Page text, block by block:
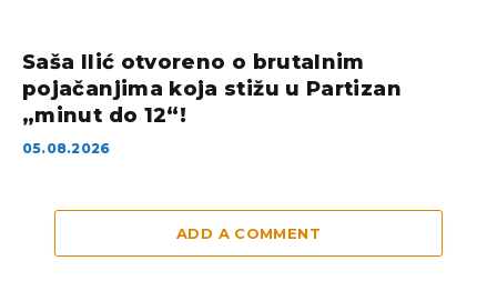
Saša Ilić otvoreno o brutalnim
pojačanjima koja stižu u Partizan
„minut do 12“!
05.08.2026
ADD A COMMENT